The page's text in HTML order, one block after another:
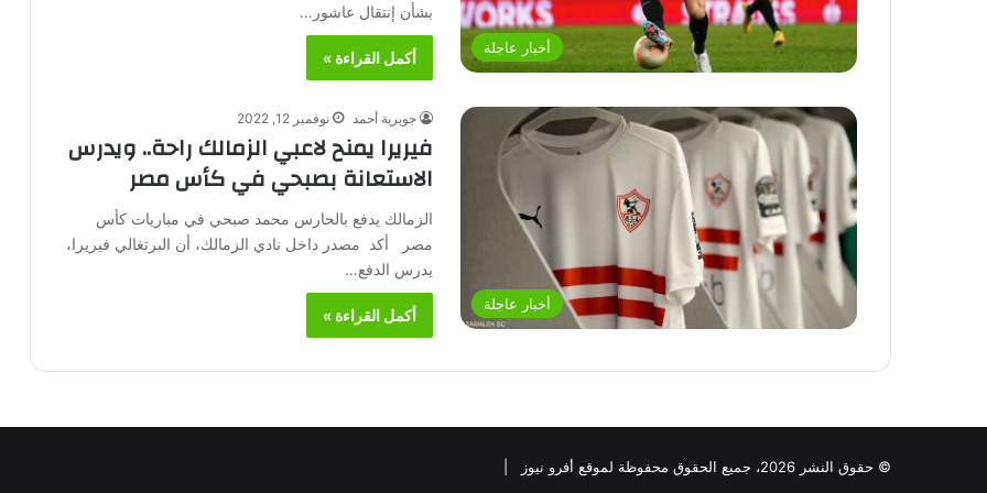
أخبار عاجلة
بشأن إنتقال عاشور…
أكمل القراءة »
أخبار عاجلة
جويرية أحمد نوفمبر 12, 2022
فيريرا يمنح لاعبي الزمالك راحة.. ويدرس
الاستعانة بصبحي في كأس مصر
الزمالك يدفع بالحارس محمد صبحي في مباريات كأس
مصر أكد مصدر داخل نادي الزمالك، أن البرتغالي فيريرا،
يدرس الدفع…
أكمل القراءة »
© حقوق النشر 2026، جميع الحقوق محفوظة لموقع أفرو نيوز |